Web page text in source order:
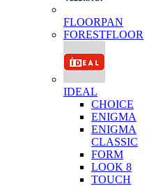
FLOORPAN
FORESTFLOOR
IDEAL
CHOICE
ENIGMA
ENIGMA
CLASSIC
FORM
LOOK 8
TOUCH